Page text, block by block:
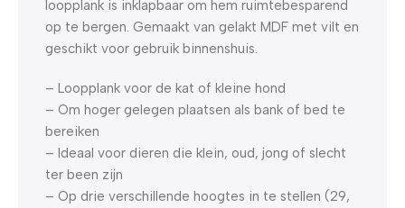
loopplank is inklapbaar om hem ruimtebesparend
op te bergen. Gemaakt van gelakt MDF met vilt en
geschikt voor gebruik binnenshuis.
– Loopplank voor de kat of kleine hond
– Om hoger gelegen plaatsen als bank of bed te
bereiken
– Ideaal voor dieren die klein, oud, jong of slecht
ter been zijn
– Op drie verschillende hoogtes in te stellen (29,